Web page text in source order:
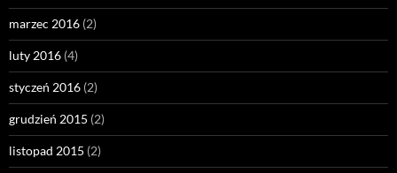
marzec 2016 (2)
luty 2016 (4)
styczeń 2016 (2)
grudzień 2015 (2)
listopad 2015 (2)